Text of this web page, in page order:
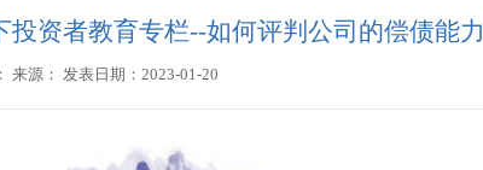
投资者教育专栏--如何评判公司的偿债能力
来源： 发表日期：2023-01-20